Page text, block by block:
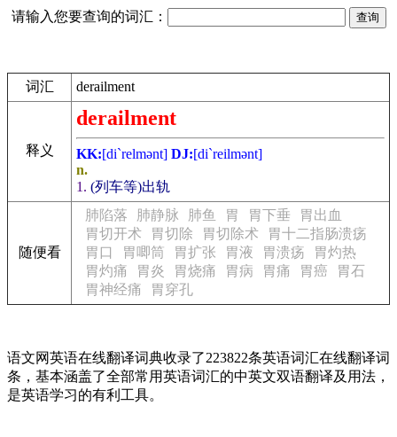
请输入您要查询的词汇：
词汇 derailment
释义
derailment
KK:[di`relmәnt] DJ:[di`reilmәnt]
n.
1. (列车等)出轨
随便看
肺陷落 肺静脉 肺鱼 胃 胃下垂
胃出血
胃切开术
胃切除 胃切除术
胃十二指肠溃疡
胃口
胃唧筒 胃扩张 胃液 胃溃疡
胃灼热
胃灼痛
胃炎 胃烧痛 胃病 胃痛 胃癌
胃石
胃神经痛
胃穿孔
语文网英语在线翻译词典收录了223822条英语词汇在线翻译词
条，基本涵盖了全部常用英语词汇的中英文双语翻译及用法，
是英语学习的有利工具。